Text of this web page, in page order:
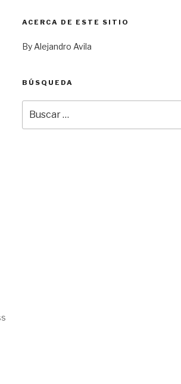
ACERCA DE ESTE SITIO
By Alejandro Avila
BÚSQUEDA
por: